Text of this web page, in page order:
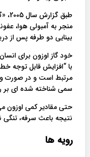
طبق
منجر به آمبولی هوا،
بینایی دو طرفه پس از
خود گاز اوزون برای
با “افزایش قابل توجه
مرتبط است و در صورت
سمی شناخته شده ای بر
حتی مقادیر کمی اوزون
نتیجه باعث سرفه،
رویه ها